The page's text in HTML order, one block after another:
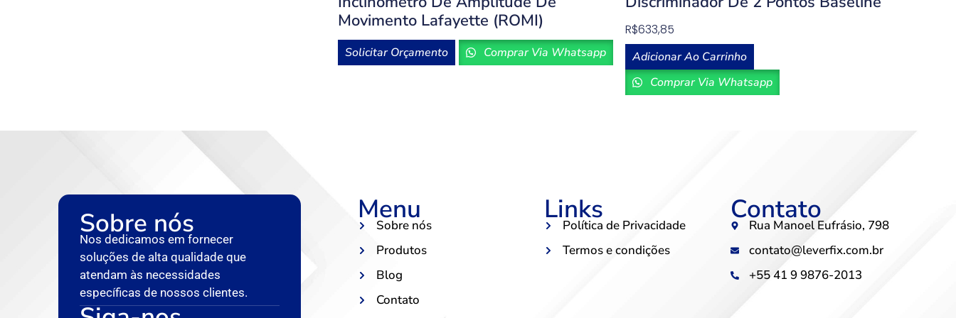
Movimento Lafayette (ROMI)
Solicitar Orçamento Comprar Via Whatsapp
R$633,85
Adicionar Ao Carrinho
Comprar Via Whatsapp
Sobre nós
Nos dedicamos em fornecer
soluções de alta qualidade que
atendam às necessidades
específicas de nossos clientes.
Menu
Sobre nós
Produtos
Blog
Contato
Links
Política de Privacidade
Termos e condições
Contato
Rua Manoel Eufrásio, 798
contato@leverfix.com.br
+55 41 9 9876-2013